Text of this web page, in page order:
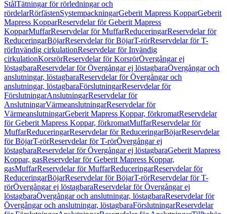
StålTätningar för rörledningar och
rördelarRörfästenSystempackningarGeberit Mapress KopparGeberit
Mapress KopparReservdelar för Geberit Mapress
KopparMuffarReservdelar för MuffarReduceringarReservdelar för
ReduceringarBöjarReservdelar för BöjarT-rörReservdelar för T-
rörInvändig cirkulationReservdelar för Invändig
cirkulationKorsrörReservdelar för KorsrörÖvergångar ej
löstagbaraReservdelar för Övergångar ej löstagbaraÖvergångar och
anslutningar, löstagbaraReservdelar för Övergångar och
anslutningar, löstagbaraFörslutningarReservdelar för
FörslutningarAnslutningarReservdelar för
AnslutningarVärmeanslutningarReservdelar för
VärmeanslutningarGeberit Mapress Koppar, förkromatReservdelar
för Geberit Mapress Koppar, förkromatMuffarReservdelar för
MuffarReduceringarReservdelar för ReduceringarBöjarReservdelar
för BöjarT-rörReservdelar för T-rörÖvergångar ej
löstagbaraReservdelar för Övergångar ej löstagbaraGeberit Mapress
Koppar, gasReservdelar för Geberit Mapress Koppar,
gasMuffarReservdelar för MuffarReduceringarReservdelar för
ReduceringarBöjarReservdelar för BöjarT-rörReservdelar för T-
rörÖvergångar ej löstagbaraReservdelar för Övergångar ej
löstagbaraÖvergångar och anslutningar, löstagbaraReservdelar för
Övergångar och anslutningar, löstagbaraFörslutningarReservdelar